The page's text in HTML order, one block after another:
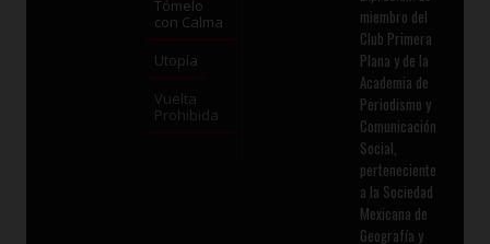
Tómelo
con Calma
Utopía
Vuelta
Prohibida
miembro del
Club Primera
Plana y de la
Academia de
Periodismo y
Comunicación
Social,
perteneciente
a la Sociedad
Mexicana de
Geografía y